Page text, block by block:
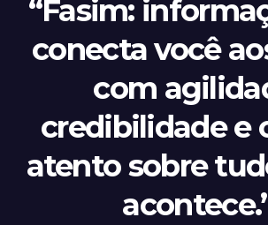
“Fasim:
conecta você
com
credibilidade e
atento sobre